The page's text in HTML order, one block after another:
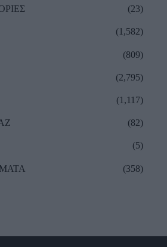
(23)
(1,582)
(809)
(2,795)
(1,117)
(82)
(5)
(358)